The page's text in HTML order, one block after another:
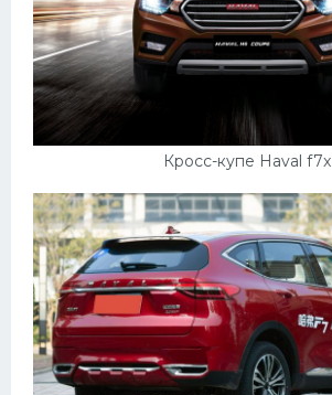
Кросс-купе Haval f7x